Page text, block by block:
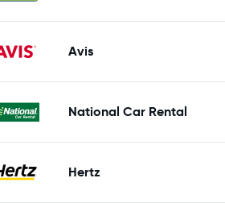
Avis
National Car Rental
Hertz